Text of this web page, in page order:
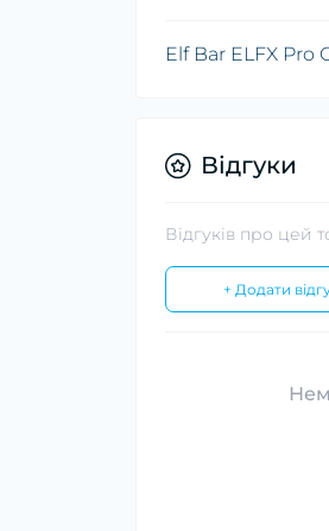
Elf Bar ELFX Pro
Відгуки
Відгуків про цей
+ Додати